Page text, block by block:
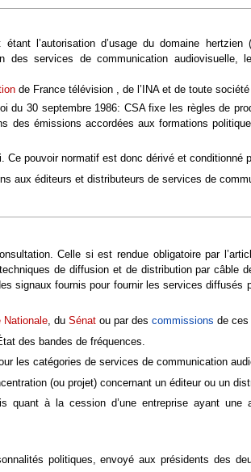
l’autorisation d’usage du domaine hertzien
des services de communication audiovisuelle,
de France télévision , de l’INA et de toute
du 30 septembre 1986: CSA fixe les règles de
des émissions accordées aux formations
pouvoir normatif est donc dérivé et conditionné
aux éditeurs et distributeurs de services de
Celle si est rendue obligatoire par
de diffusion et de distribution par câble
signaux fournis pour fournir les services
Nationale, du Sénat ou par des commissions de ces
des bandes de fréquences.
les catégories de services de communication
(ou projet) concernant un éditeur ou un
à la cession d’une entreprise ayant une
politiques, envoyé aux présidents des